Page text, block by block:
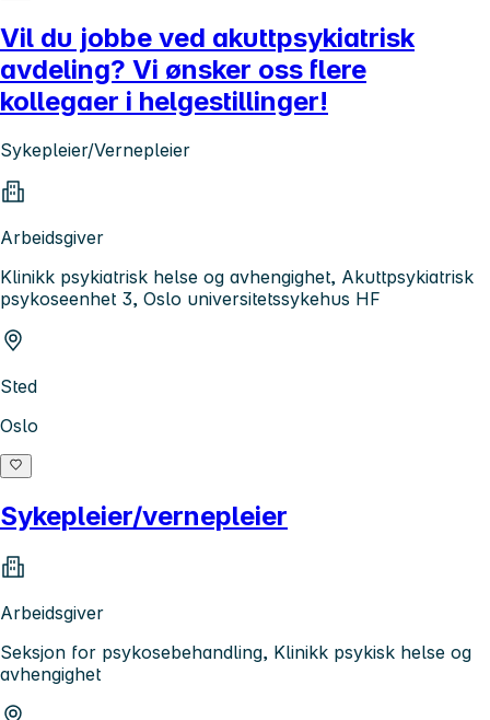
Vil du jobbe ved akuttpsykiatrisk
avdeling? Vi ønsker oss flere
kollegaer i helgestillinger!
Sykepleier/Vernepleier
Arbeidsgiver
Klinikk psykiatrisk helse og avhengighet, Akuttpsykiatrisk
psykoseenhet 3, Oslo universitetssykehus HF
Sted
Oslo
Sykepleier/vernepleier
Arbeidsgiver
Seksjon for psykosebehandling, Klinikk psykisk helse og
avhengighet